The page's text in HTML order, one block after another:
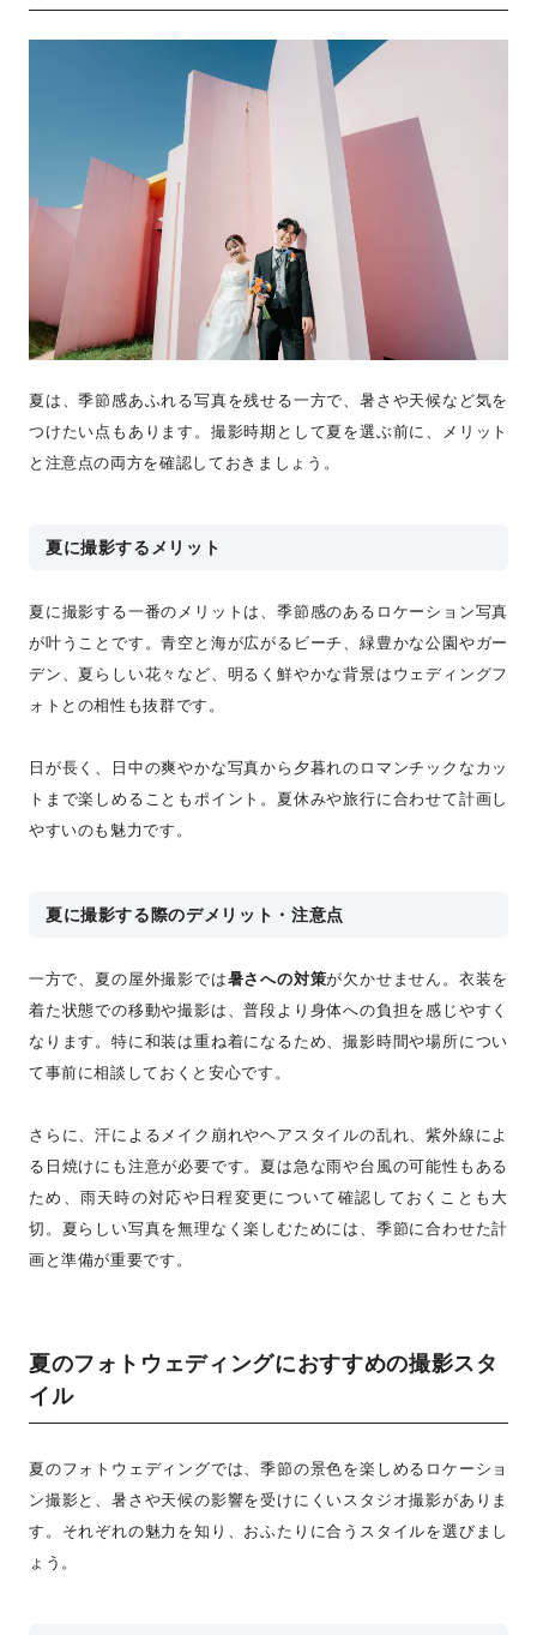
夏は、季節感あふれる写真を残せる一方で、暑さや天候など気を
つけたい点もあります。撮影時期として夏を選ぶ前に、メリット
と注意点の両方を確認しておきましょう。
夏に撮影するメリット
夏に撮影する一番のメリットは、季節感のあるロケーション写真
が叶うことです。青空と海が広がるビーチ、緑豊かな公園やガー
デン、夏らしい花々など、明るく鮮やかな背景はウェディングフ
ォトとの相性も抜群です。
日が長く、日中の爽やかな写真から夕暮れのロマンチックなカッ
トまで楽しめることもポイント。夏休みや旅行に合わせて計画し
やすいのも魅力です。
夏に撮影する際のデメリット・注意点
一方で、夏の屋外撮影では暑さへの対策が欠かせません。衣装を
着た状態での移動や撮影は、普段より身体への負担を感じやすく
なります。特に和装は重ね着になるため、撮影時間や場所につい
て事前に相談しておくと安心です。
さらに、汗によるメイク崩れやヘアスタイルの乱れ、紫外線によ
る日焼けにも注意が必要です。夏は急な雨や台風の可能性もある
ため、雨天時の対応や日程変更について確認しておくことも大
切。夏らしい写真を無理なく楽しむためには、季節に合わせた計
画と準備が重要です。
夏のフォトウェディングにおすすめの撮影スタ
イル
夏のフォトウェディングでは、季節の景色を楽しめるロケーショ
ン撮影と、暑さや天候の影響を受けにくいスタジオ撮影がありま
す。それぞれの魅力を知り、おふたりに合うスタイルを選びまし
ょう。